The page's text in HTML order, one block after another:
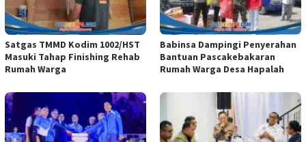
Satgas TMMD Kodim 1002/HST
Masuki Tahap Finishing Rehab
Rumah Warga
Babinsa Dampingi Penyerahan
Bantuan Pascakebakaran
Rumah Warga Desa Hapalah